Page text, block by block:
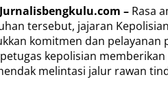
n
R
a
a
n
– Rasa
tersebut, jajaran
komitmen dan pelayanan
kepolisian
melintasi jalur rawan